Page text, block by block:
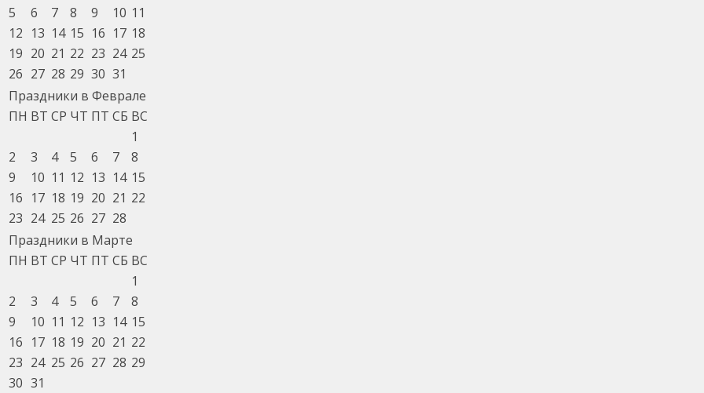
5
6 7 8 9 10 11
12 13 14 15 16 17 18
19 20 21 22 23 24 25
26 27 28 29 30 31
Праздники в Феврале
ПН ВТ СР ЧТ ПТ СБ ВС
1
2
3 4 5 6 7
8
9
10 11 12 13 14 15
16 17 18 19 20 21 22
23 24 25 26 27 28
Праздники в Марте
ПН ВТ СР ЧТ ПТ СБ ВС
1
2
3 4 5 6 7
8
9
10 11 12 13 14 15
16 17 18 19 20 21 22
23 24 25 26 27 28 29
30 31